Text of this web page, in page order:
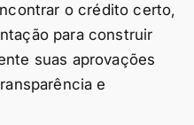
o crédito certo,
para construir
suas aprovações
e